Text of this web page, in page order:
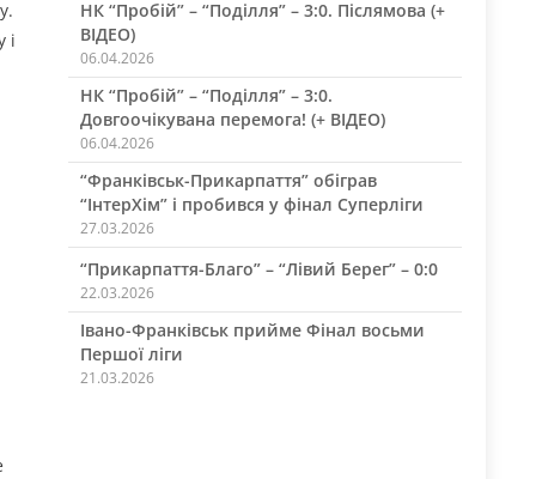
і
НК “Пробій” – “Поділля” – 3:0. Післямова (+
ВІДЕО)
06.04.2026
НК “Пробій” – “Поділля” – 3:0.
Довгоочікувана перемога! (+ ВІДЕО)
06.04.2026
“Франківськ-Прикарпаття” обіграв
“ІнтерХім” і пробився у фінал Суперліги
27.03.2026
“Прикарпаття-Благо” – “Лівий Берег” – 0:0
22.03.2026
Івано-Франківськ прийме Фінал восьми
Першої ліги
21.03.2026